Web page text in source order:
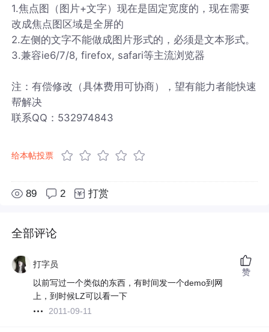
1.焦点图（图片+文字）现在是固定宽度的，现在需要
改成焦点图区域是全屏的
2.左侧的文字不能做成图片形式的，必须是文本形式。
3.兼容ie6/7/8, firefox, safari等主流浏览器
注：有偿修改（具体费用可协商），望有能力者能快速
帮解决
联系QQ：532974843
给本帖投票
89 2 打赏
全部评论
打字员
以前写过一个类似的东西，有时间发一个demo到网
上，到时候LZ可以看一下
2011-09-11
赞